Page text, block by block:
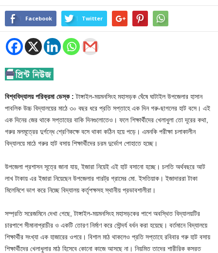
Facebook Twitter
বিশ্ববিদ্যালয় পরিক্রমা ডেস্ক : টাঙ্গাইল-ময়মনসিংহ মহাসড়ক ঘেঁষে ঘাটাইল উপজেলার হাসান
পাবলিক উচ্চ বিদ্যালয়ের মাঠে ৩০ বছর ধরে প্রতি সপ্তাহে এক দিন গরু-ছাগলের হাট বসে। এই
এক দিনের জের থাকে সপ্তাহের বাকি দিনগুলোতেও। ফলে শিক্ষার্থীদের খেলাধুলা তো দূরের কথা,
গরুর মলমূত্রের দুর্গন্ধে শ্রেণিকক্ষে বসে থাকা কঠিন হয়ে পড়ে। এমনকি পরীক্ষা চলাকালীন
বিদ্যালয়ে মাঠে গরুর হাট বসায় শিক্ষার্থীদের চরম দুর্ভোগ পোহাতে হচ্ছে।
উপজেলা প্রশাসন সূত্রে জানা যায়, ইজারা নিয়েই এই হাট বসানো হচ্ছে। চলতি অর্থবছরে আট
লাখ টাকায় এর ইজারা নিয়েছেন উপজেলার গারট্র গ্রামের মো. ইসতিয়াক। ইজাদাররা টাকা
মিলেমিশে ভাগ করে নিচ্ছে বিদ্যালয় কর্তৃপক্ষসহ স্থানীয় প্রভাবশালীরা।
সম্প্রতি সরেজমিনে দেখা গেছে, টাঙ্গাইল-ময়মনসিংহ মহাসড়কের পাশে অবস্থিত বিদ্যালয়টির
চারপাশে সীমানাপ্রাচীর ও একটি তোরণ নির্মাণ করে সৌন্দর্য বর্ধন করা হয়েছে। বর্তমানে বিদ্যালয়ে
শিক্ষার্থীর সংখ্যা এক হাজারের ওপরে। বিশাল মাঠ থাকলেও প্রতি সপ্তাহে রবিবার গরু হাট বসায়
শিক্ষার্থীদের খেলাধুলার মাঠ হিসেবে কোনো কাজে আসছে না। নিয়মিত তাদের শারীরিক কসরত